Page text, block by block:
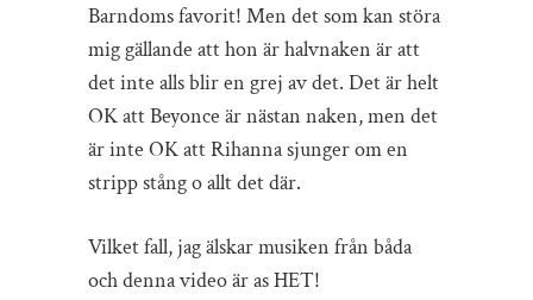
Barndoms favorit! Men det som kan störa
mig gällande att hon är halvnaken är att
det inte alls blir en grej av det. Det är helt
OK att Beyonce är nästan naken, men det
är inte OK att Rihanna sjunger om en
stripp stång o allt det där.
Vilket fall, jag älskar musiken från båda
och denna video är as HET!